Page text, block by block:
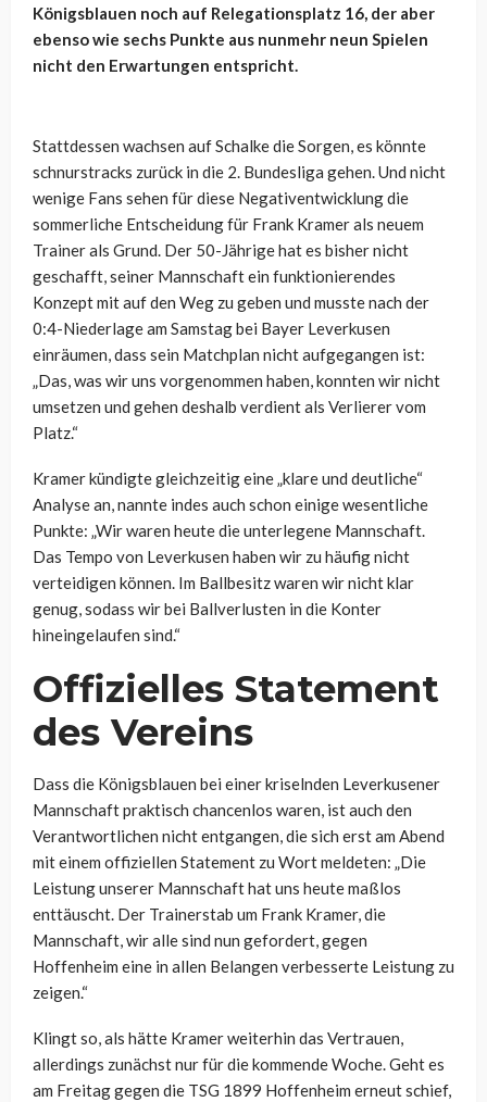
Königsblauen noch auf Relegationsplatz 16, der aber
ebenso wie sechs Punkte aus nunmehr neun Spielen
nicht den Erwartungen entspricht.
Stattdessen wachsen auf Schalke die Sorgen, es könnte
schnurstracks zurück in die 2. Bundesliga gehen. Und nicht
wenige Fans sehen für diese Negativentwicklung die
sommerliche Entscheidung für Frank Kramer als neuem
Trainer als Grund. Der 50-Jährige hat es bisher nicht
geschafft, seiner Mannschaft ein funktionierendes
Konzept mit auf den Weg zu geben und musste nach der
0:4-Niederlage am Samstag bei Bayer Leverkusen
einräumen, dass sein Matchplan nicht aufgegangen ist:
„Das, was wir uns vorgenommen haben, konnten wir nicht
umsetzen und gehen deshalb verdient als Verlierer vom
Platz.“
Kramer kündigte gleichzeitig eine „klare und deutliche“
Analyse an, nannte indes auch schon einige wesentliche
Punkte: „Wir waren heute die unterlegene Mannschaft.
Das Tempo von Leverkusen haben wir zu häufig nicht
verteidigen können. Im Ballbesitz waren wir nicht klar
genug, sodass wir bei Ballverlusten in die Konter
hineingelaufen sind.“
Offizielles Statement
des Vereins
Dass die Königsblauen bei einer kriselnden Leverkusener
Mannschaft praktisch chancenlos waren, ist auch den
Verantwortlichen nicht entgangen, die sich erst am Abend
mit einem offiziellen Statement zu Wort meldeten: „Die
Leistung unserer Mannschaft hat uns heute maßlos
enttäuscht. Der Trainerstab um Frank Kramer, die
Mannschaft, wir alle sind nun gefordert, gegen
Hoffenheim eine in allen Belangen verbesserte Leistung zu
zeigen.“
Klingt so, als hätte Kramer weiterhin das Vertrauen,
allerdings zunächst nur für die kommende Woche. Geht es
am Freitag gegen die TSG 1899 Hoffenheim erneut schief,